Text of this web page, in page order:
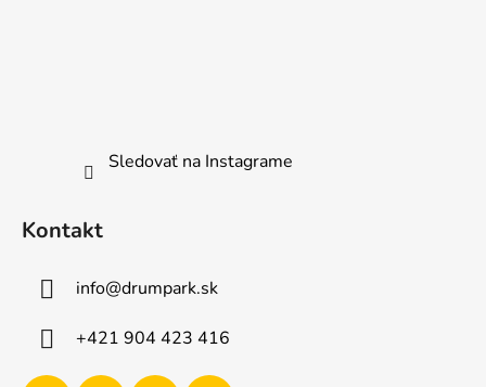
Sledovať na Instagrame
Kontakt
info@drumpark.sk
+421 904 423 416